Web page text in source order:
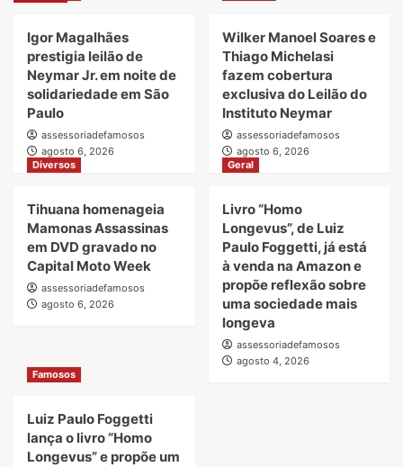
Igor Magalhães
prestigia leilão de
Neymar Jr. em noite de
solidariedade em São
Paulo
assessoriadefamosos
agosto 6, 2026
Wilker Manoel Soares e
Thiago Michelasi
fazem cobertura
exclusiva do Leilão do
Instituto Neymar
assessoriadefamosos
agosto 6, 2026
Diversos
Tihuana homenageia
Mamonas Assassinas
em DVD gravado no
Capital Moto Week
assessoriadefamosos
agosto 6, 2026
Geral
Livro “Homo
Longevus”, de Luiz
Paulo Foggetti, já está
à venda na Amazon e
propõe reflexão sobre
uma sociedade mais
longeva
assessoriadefamosos
agosto 4, 2026
Famosos
Luiz Paulo Foggetti
lança o livro “Homo
Longevus” e propõe um